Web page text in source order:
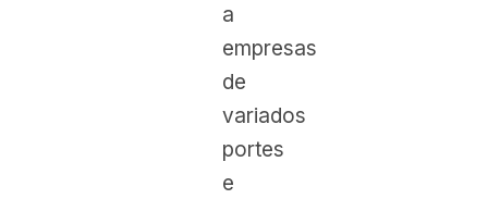
a
empresas
de
variados
portes
e